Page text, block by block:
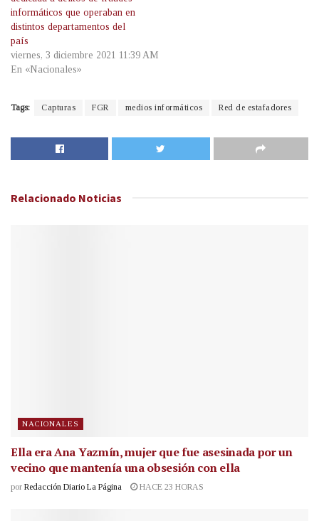
informáticos que operaban en
distintos departamentos del
país
viernes, 3 diciembre 2021 11:39 AM
En «Nacionales»
Tags: Capturas FGR medios informáticos Red de estafadores
Relacionado Noticias
NACIONALES
Ella era Ana Yazmín, mujer que fue asesinada por un
vecino que mantenía una obsesión con ella
por Redacción Diario La Página HACE 23 HORAS